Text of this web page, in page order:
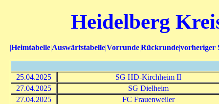
Heidelberg
|Heimtabelle|Auswärtstabelle|Vorrunde|Rückrunde|vorheriger
25.04.2025
SG HD-Kirchheim II
27.04.2025
SG Dielheim
27.04.2025
FC Frauenweiler